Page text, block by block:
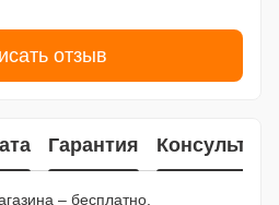
отзыв
Гарантия
– бесплатно.